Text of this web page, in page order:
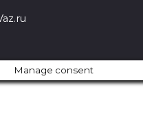
Manage consent